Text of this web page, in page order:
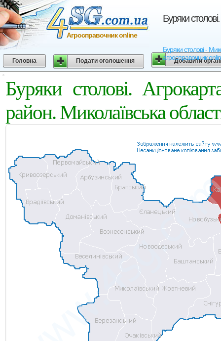
Буряки
Буряки столові -
агросправочник
Агросправочник online
Головна Подати оголошення Добавити
Буряки столові.
район. Миколаївська